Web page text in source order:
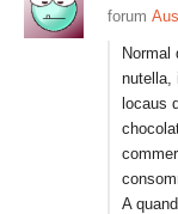
forum
Normal
nutella,
locaus
A